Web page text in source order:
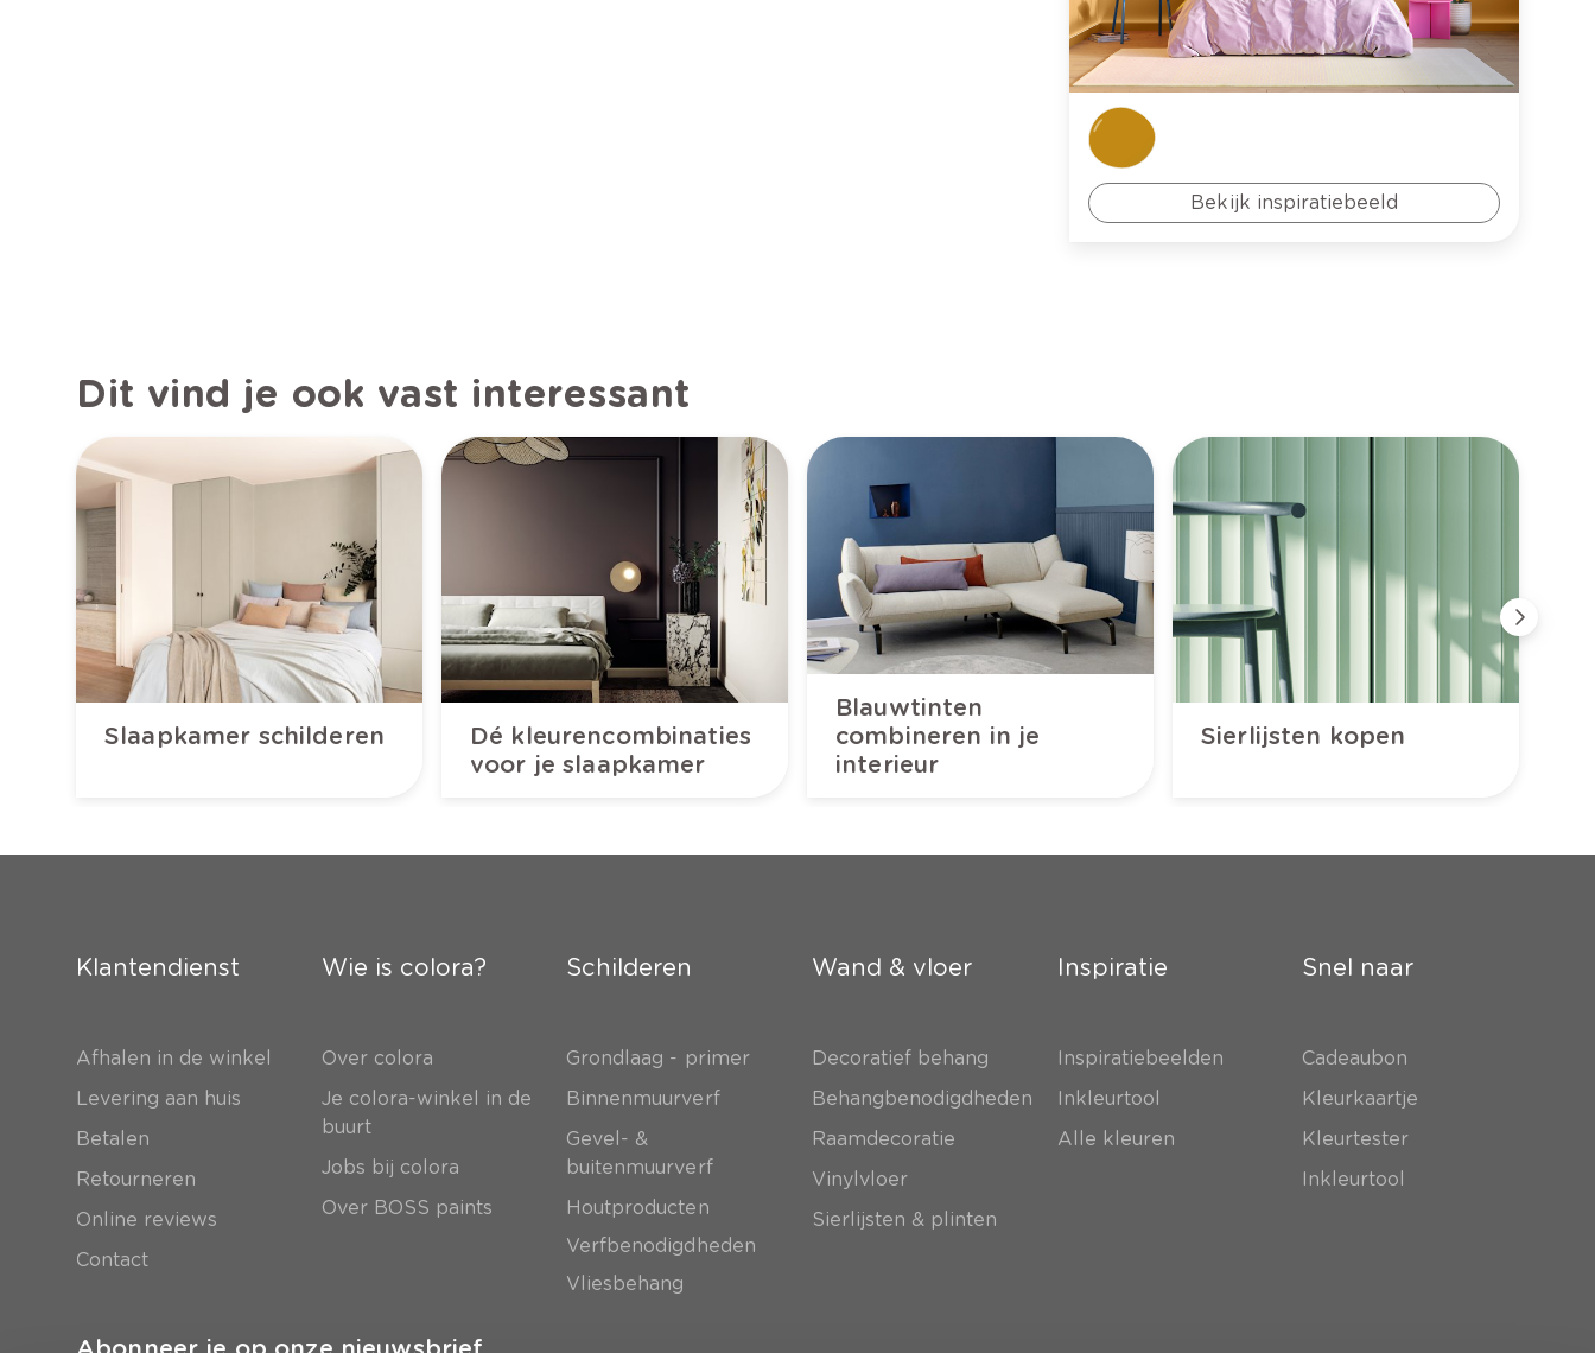
Bekijk inspiratiebeeld
Dit vind je ook vast interessant
Slaapkamer schilderen
Dé kleurencombinaties
voor je slaapkamer
Blauwtinten
combineren in je
interieur
Sierlijsten kopen
Klantendienst
Afhalen in de winkel
Levering aan huis
Betalen
Retourneren
Online reviews
Contact
Wie is colora?
Over colora
Je colora-winkel in de
buurt
Jobs bij colora
Over BOSS paints
Schilderen
Grondlaag - primer
Binnenmuurverf
Gevel- &
buitenmuurverf
Houtproducten
Verfbenodigdheden
Vliesbehang
Wand & vloer
Decoratief behang
Behangbenodigdheden
Raamdecoratie
Vinylvloer
Sierlijsten & plinten
Inspiratie
Inspiratiebeelden
Inkleurtool
Alle kleuren
Snel naar
Cadeaubon
Kleurkaartje
Kleurtester
Inkleurtool